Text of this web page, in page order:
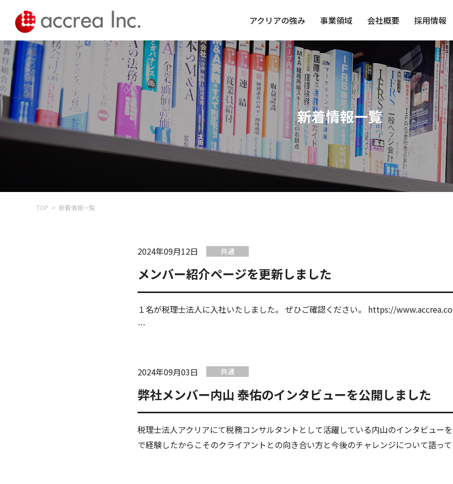
アクリアの強み 事業領域 会社概要 採用情報
新着情報一覧
TOP 新着情報一覧
2024年09月12日 共通
メンバー紹介ページを更新しました
１名が税理士法人に入社いたしました。 ぜひご確認ください。 https://
…
2024年09月03日 共通
弊社メンバー内山 泰佑のインタビューを公開しました
税理士法人アクリアにて税務コンサルタントとして活躍している内山のインタビュー
で経験したからこそのクライアントとの向き合い方と今後のチャレンジについて語っ